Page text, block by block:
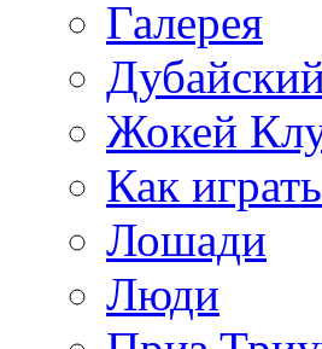
Галерея
Жокей
Как
Лошади
Люди